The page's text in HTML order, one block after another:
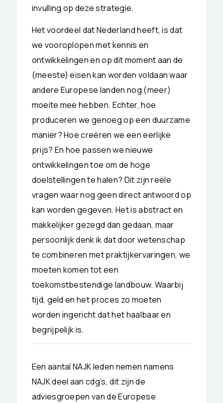
invulling op deze strategie.
Het voordeel dat Nederland heeft, is dat
we vooroplopen met kennis en
ontwikkelingen en op dit moment aan de
(meeste) eisen kan worden voldaan waar
andere Europese landen nog (meer)
moeite mee hebben. Echter, hoe
produceren we genoeg op een duurzame
manier? Hoe creëren we een eerlijke
prijs? En hoe passen we nieuwe
ontwikkelingen toe om de hoge
doelstellingen te halen? Dit zijn reële
vragen waar nog geen direct antwoord op
kan worden gegeven. Het is abstract en
makkelijker gezegd dan gedaan, maar
persoonlijk denk ik dat door wetenschap
te combineren met praktijkervaringen, we
moeten komen tot een
toekomstbestendige landbouw. Waarbij
tijd, geld en het proces zo moeten
worden ingericht dat het haalbaar en
begrijpelijk is.
Een aantal NAJK leden nemen namens
NAJK deel aan cdg’s, dit zijn de
adviesgroepen van de Europese